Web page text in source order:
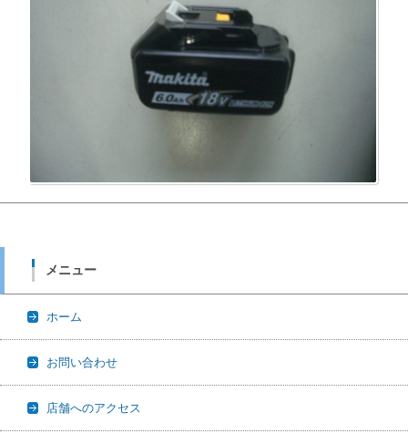
メニュー
ホーム
お問い合わせ
店舗へのアクセス